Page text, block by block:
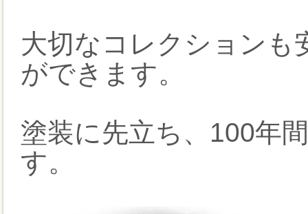
大切なコレクションも
ができます。
塗装に先立ち、100年
す。